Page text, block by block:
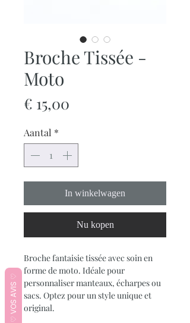
Broche Tissée -
Moto
€ 15,00
Aantal *
In winkelwagen
Nu kopen
Broche fantaisie tissée avec soin en
forme de moto. Idéale pour
personnaliser manteaux, écharpes ou
sacs. Optez pour un style unique et
original.
♡ VOS AVIS ♡